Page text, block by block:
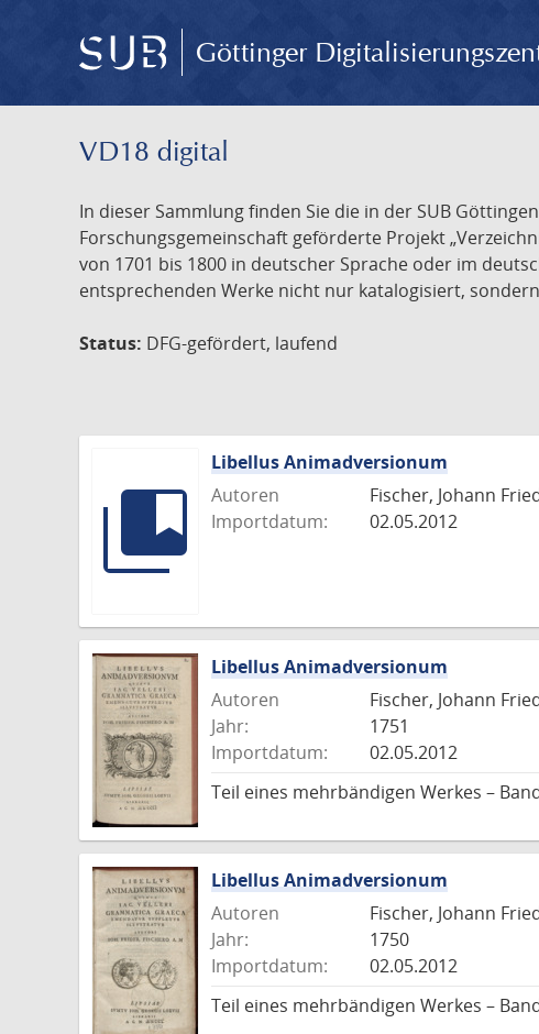
Göttinger
VD18 digital
In dieser Sammlung finden Sie die in der SUB
Forschungsgemeinschaft geförderte Projekt
von 1701 bis 1800 in deutscher Sprache oder im
entsprechenden Werke nicht nur katalogisiert,
Status: DFG-gefördert, laufend
Libellus Animadversionum
Autoren
Fischer, Johann
Importdatum:
02.05.2012
Libellus Animadversionum
Autoren
Fischer, Johann
Jahr:
1751
Importdatum:
02.05.2012
Teil eines mehrbändigen Werkes –
Libellus Animadversionum
Autoren
Fischer, Johann
Jahr:
1750
Importdatum:
02.05.2012
Teil eines mehrbändigen Werkes –